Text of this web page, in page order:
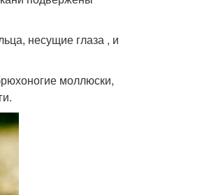
несущие глаза , и
моллюски,